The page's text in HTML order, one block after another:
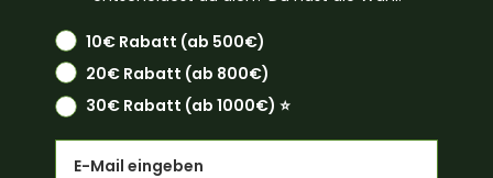
10€ Rabatt (ab 500€)
20€ Rabatt (ab 800€)
30€ Rabatt (ab 1000€) ⭐️